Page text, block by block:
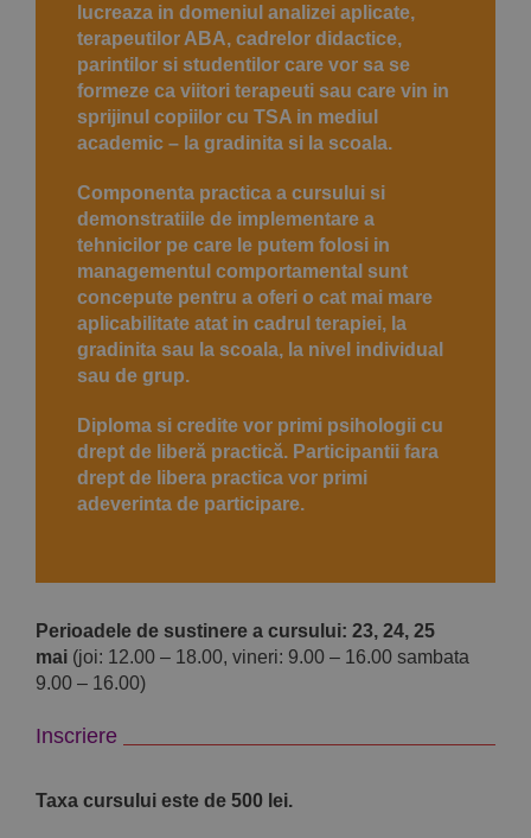
lucreaza in domeniul analizei aplicate,
terapeutilor ABA, cadrelor didactice,
parintilor si studentilor care vor sa se
formeze ca viitori terapeuti sau care vin in
sprijinul copiilor cu TSA in mediul
academic – la gradinita si la scoala.
Componenta practica a cursului si
demonstratiile de implementare a
tehnicilor pe care le putem folosi in
managementul comportamental sunt
concepute pentru a oferi o cat mai mare
aplicabilitate atat in cadrul terapiei, la
gradinita sau la scoala, la nivel individual
sau de grup.
Diploma si credite vor primi psihologii cu
drept de liberă practică. Participantii fara
drept de libera practica vor primi
adeverinta de participare.
Perioadele de sustinere a cursului: 23, 24, 25
mai (joi: 12.00 – 18.00, vineri: 9.00 – 16.00 sambata
9.00 – 16.00)
Inscriere
Taxa cursului este de 500 lei.